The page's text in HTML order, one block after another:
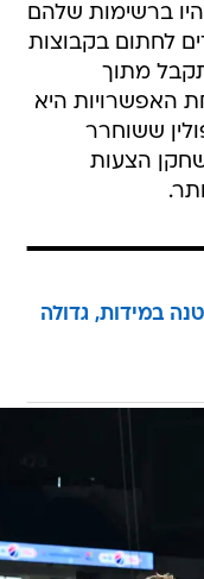
ברשימות שלהם
לחתום בקבוצות
מתוך
האפשרויות היא
ששוחרר
הצעות
במידות, גדולה